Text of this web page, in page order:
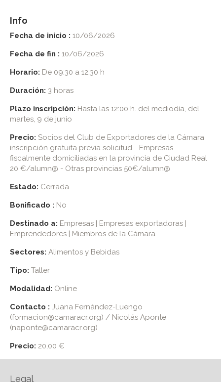
Info
Fecha de inicio : 10/06/2026
Fecha de fin : 10/06/2026
Horario: De 09:30 a 12:30 h
Duración: 3 horas
Plazo inscripción: Hasta las 12:00 h. del mediodía, del
martes, 9 de junio
Precio: Socios del Club de Exportadores de la Cámara
inscripción gratuita previa solicitud - Empresas
fiscalmente domiciliadas en la provincia de Ciudad Real
20 €/alumn@ - Otras provincias 50€/alumn@
Estado: Cerrada
Bonificado : No
Destinado a: Empresas | Empresas exportadoras |
Emprendedores | Miembros de la Cámara
Sectores: Alimentos y Bebidas
Tipo: Taller
Modalidad: Online
Contacto : Juana Fernández-Luengo
(formacion@camaracr.org) / Nicolás Aponte
(naponte@camaracr.org)
Precio: 20,00 €
Legal